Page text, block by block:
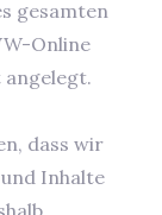
gesamten
Online
dass wir
Inhalte